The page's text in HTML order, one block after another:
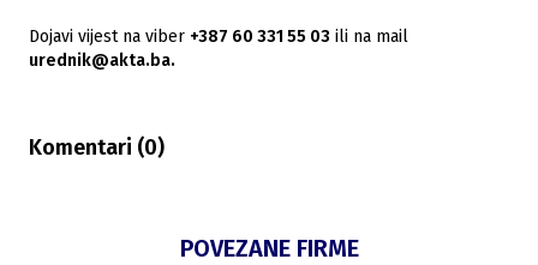
Dojavi vijest na viber +387 60 331 55 03 ili na mail
urednik@akta.ba.
Komentari (0)
POVEZANE FIRME